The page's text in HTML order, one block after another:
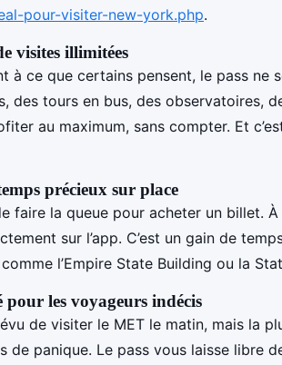
pour-visiter-new-york.php.
visites illimitées
à ce que certains pensent, le pass ne
des tours en bus, des observatoires,
au maximum, sans compter. Et
précieux sur place
faire la queue pour acheter un billet.
sur l’app. C’est un gain de
l’Empire State Building ou la
les voyageurs indécis
de visiter le MET le matin, mais la
de panique. Le pass vous laisse libre